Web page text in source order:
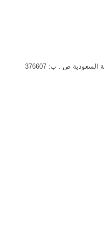
شارع المصانع الحمراء المملكة العربية السعودية ص . ب: 376607